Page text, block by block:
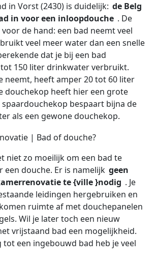
in Vorst (2430) is duidelijk: de Belg
in voor een inloopdouche . De
de hand: een bad neemt veel
veel meer water dan een snelle
dat je bij een bad
150 liter drinkwater verbruikt.
neemt, heeft amper 20 tot 60 liter
douchekop heeft hier een grote
spaardouchekop bespaart bijna de
als een gewone douchekop.
niet zo moeilijk om een bad te
een douche. Er is namelijk geen
te {ville }nodig . Je
leidingen hergebruiken en
ruimte af met douchepanelen
Wil je later toch een nieuw
vrijstaand bad een mogelijkheid.
een ingebouwd bad heb je veel